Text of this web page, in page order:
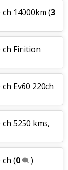
ch 14000km (3
ch Finition
Ev60 220ch
ch 5250 kms,
ch (0 )